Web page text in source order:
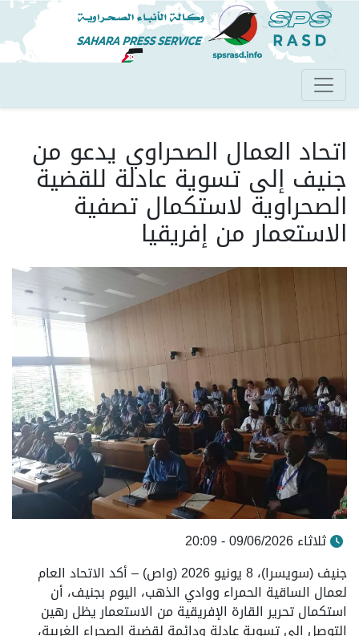
تجاوز
إلى
المحتوى
الرئيسي
اتحاد العمال الصحراوي يدعو من
جنيف إلى تسوية عادلة للقضية
الصحراوية لاستكمال تصفية
الاستعمار من إفريقيا
ثلاثاء 09/06/2026 - 20:09
جنيف (سويسرا)، 8 يونيو 2026 (واص) – أكد الاتحاد العام
لعمال الساقية الحمراء ووادي الذهب، اليوم بجنيف، أن
استكمال تحرير القارة الإفريقية من الاستعمار يظل رهين
التوصل إلى تسوية عادلة ودائمة لقضية الصحراء الغربية،